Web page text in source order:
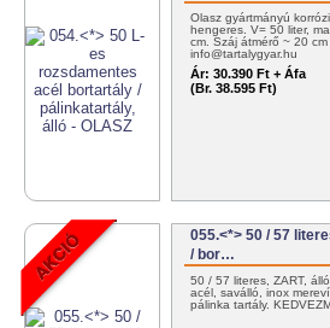
Olasz gyártmányú
hengeres. V= 50 liter,
cm. Száj átmérő ~ 20
info@tartalygyar.hu
Ár: 30.390 Ft + Áfa
(Br. 38.595 Ft)
055.<*> 50 / 57
/ bor…
50 / 57 literes, ZÁRT,
acél, saválló, inox
pálinka tartály.